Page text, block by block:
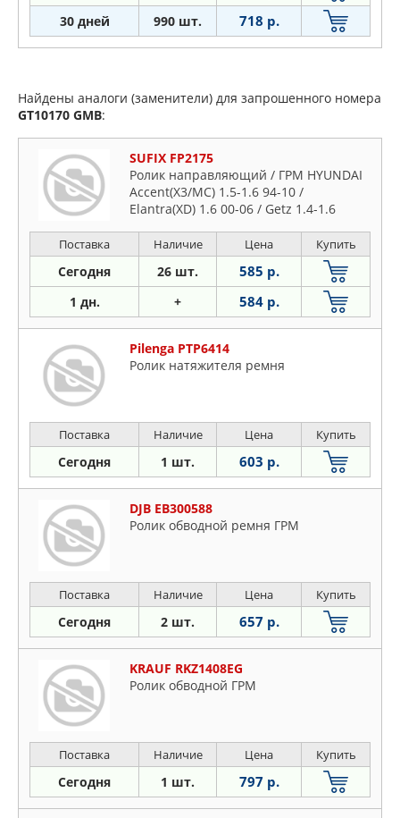
30 дней 990 шт. 718 р.
Найдены аналоги (заменители) для запрошенного номера
GT10170 GMB:
SUFIX FP2175
Ролик направляющий / ГРМ HYUNDAI
Accent(X3/MC) 1.5-1.6 94-10 /
Elantra(XD) 1.6 00-06 / Getz 1.4-1.6
Поставка Наличие Цена Купить
Сегодня 26 шт. 585 р.
1 дн. + 584 р.
Pilenga PTP6414
Ролик натяжителя ремня
Поставка Наличие Цена Купить
Сегодня 1 шт. 603 р.
DJB EB300588
Ролик обводной ремня ГРМ
Поставка Наличие Цена Купить
Сегодня 2 шт. 657 р.
KRAUF RKZ1408EG
Ролик обводной ГРМ
Поставка Наличие Цена Купить
Сегодня 1 шт. 797 р.